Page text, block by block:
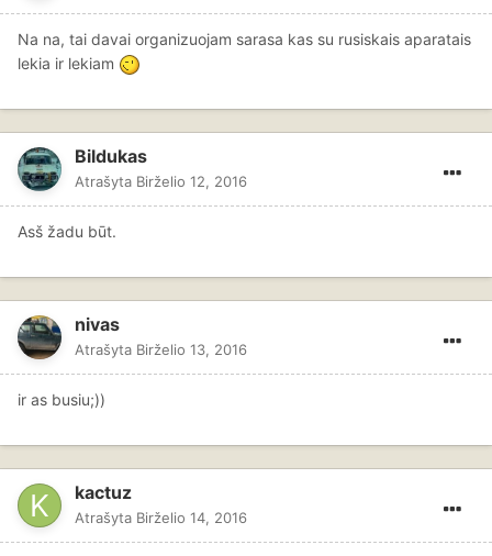
Na na, tai davai organizuojam sarasa kas su rusiskais aparatais
lekia ir lekiam
Bildukas
Atrašyta Birželio 12, 2016
Asš žadu būt.
nivas
Atrašyta Birželio 13, 2016
ir as busiu;))
kactuz
Atrašyta Birželio 14, 2016